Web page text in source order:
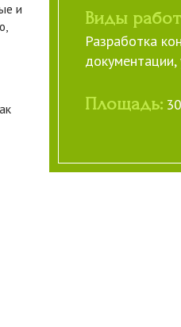
и
Виды
Разработка
документации,
Площадь: